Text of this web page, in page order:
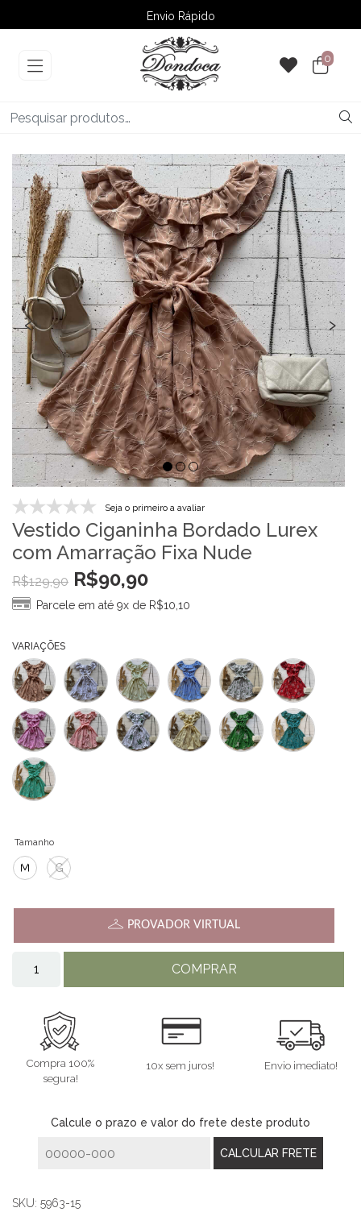
Envio Rápido
➚ Ofertas– Até 60% OFF
0
‹ ›
Seja o primeiro a avaliar
Vestido Ciganinha Bordado Lurex
com Amarração Fixa Nude
R$129,90 R$90,90
Parcele em até 9x de R$10,10
VARIAÇÕES
Tamanho
M G
PROVADOR VIRTUAL
COMPRAR
Compra 100%
segura!
10x sem juros! Envio imediato!
Calcule o prazo e valor do frete deste produto
SKU: 5963-15